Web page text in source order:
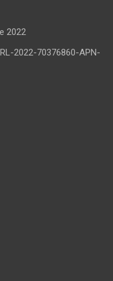
2022
RL-2022-70376860-APN-